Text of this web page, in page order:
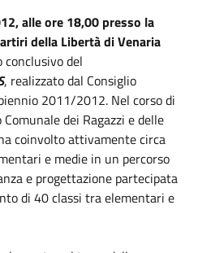
alle ore 18,00 presso la
della Libertà di Venaria
del
, realizzato dal Consiglio
2011/2012. Nel corso di
dei Ragazzi e delle
coinvolto attivamente circa
e medie in un percorso
e progettazione partecipata
di 40 classi tra elementari e